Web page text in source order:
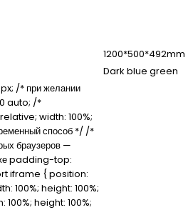
1200*500*492mm
Dark blue green
/* при желании
auto; /*
width: 100%;
способ */ /*
браузеров —
padding-top:
iframe { position:
100%; height: 100%;
height: 100%;